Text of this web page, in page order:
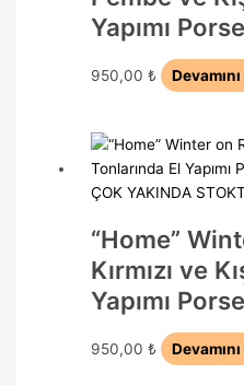
Yapımı
950,00 ₺
ÇOK YAKINDA
“Home”
Kırmızı ve
Yapımı
950,00 ₺